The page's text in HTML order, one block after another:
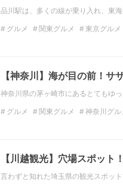
品川駅は、多くの線が乗り入れ、東
グルメ 関東グルメ 東京グルメ
【神奈川】海が目の前！サ
神奈川県の茅ヶ崎市にあるとてもゆ
グルメ 関東グルメ 神奈川グル
【川越観光】穴場スポット
言わずと知れた埼玉県の観光スポッ